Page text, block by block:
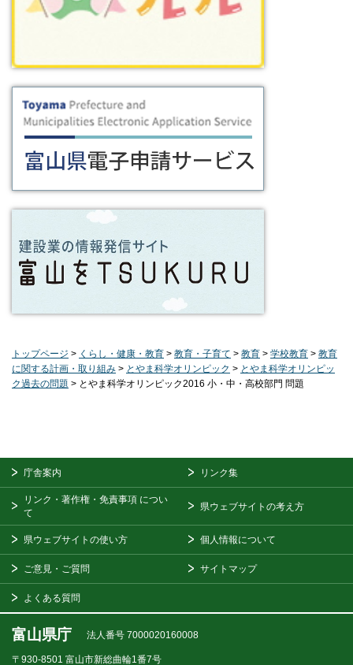
トップページ > くらし・健康・教育 > 教育・子育て > 教育 > 学校教育 > 教育
に関する計画・取り組み > とやま科学オリンピック > とやま科学オリンピッ
ク過去の問題 > とやま科学オリンピック2016 小・中・高校部門 問題
庁舎案内 リンク集
リンク・著作権・免責事項 につい
て
県ウェブサイトの考え方
県ウェブサイトの使い方 個人情報について
ご意見・ご質問 サイトマップ
よくある質問
富山県庁 法人番号 7000020160008
〒930-8501 富山市新総曲輪1番7号